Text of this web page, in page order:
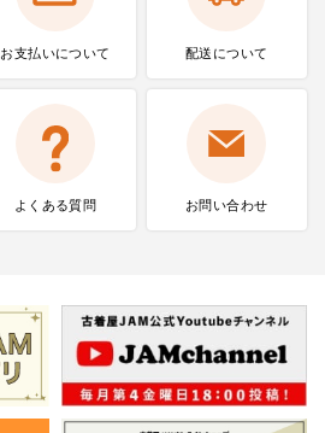
お支払いについて 配送について
よくある質問 お問い合わせ